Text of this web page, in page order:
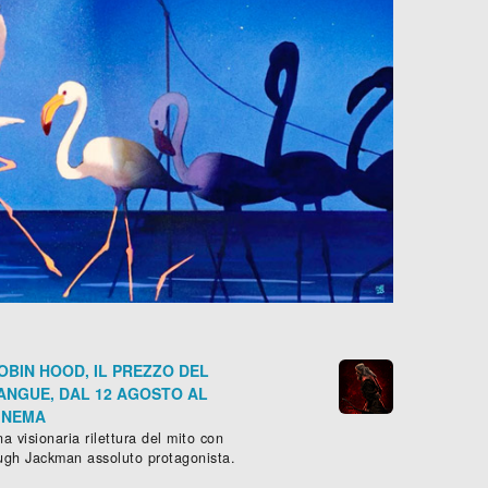
HOOD, IL PREZZO DEL
DAL 12 AGOSTO AL
visionaria rilettura del mito con
Jackman assoluto protagonista.